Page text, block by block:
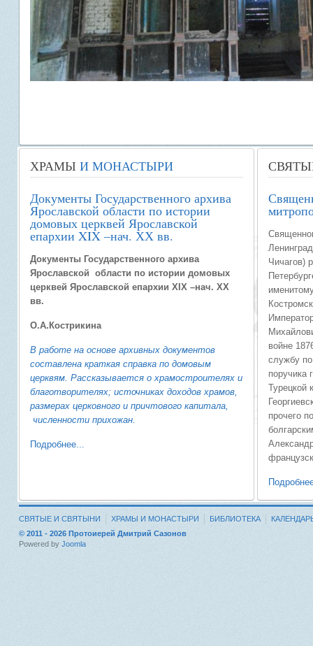
ХРАМЫ И МОНАСТЫРИ
Документы Государственного архива
Ярославской области по истории
домовых церквей Ярославской
епархии XIX –нач. ХХ вв.
Документы Государственного архива
Ярославской области по истории домовых
церквей Ярославской епархии XIX –нач. ХХ
вв.
О.А.Кострикина
В работе на основе архивных документов
составлена краткая справка по домовым
церквям. Рассказывается о храмостроителях и
благотворителях; источниках доходов храмов,
размерах церковного и причтового капитала,
численности прихожан.
Подробнее...
Чичагов)
войне
службу
поручика
Турецкой
прочего
СВЯТЫЕ И СВЯТЫНИ ХРАМЫ И МОНАСТЫРИ БИБЛИОТЕКА
© 2011 - 2026 Протоиерей Дмитрий Сазонов
Powered by Joomla